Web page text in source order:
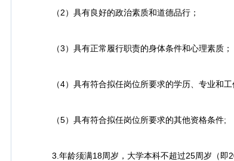
（2）具有良好的政治素质和道德品行；
（3）具有正常履行职责的身体条件和心理素质；
（4）具有符合拟任岗位所要求的学历、专业和工
（5）具有符合拟任岗位所要求的其他资格条件;
3.年龄须满18周岁，大学本科不超过25周岁（即